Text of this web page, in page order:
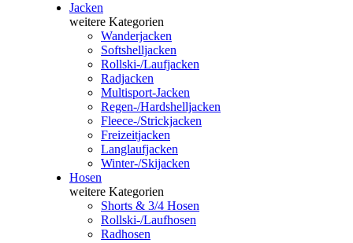
Jacken
weitere Kategorien
Wanderjacken
Softshelljacken
Rollski-/Laufjacken
Radjacken
Multisport-Jacken
Regen-/Hardshelljacken
Fleece-/Strickjacken
Freizeitjacken
Langlaufjacken
Winter-/Skijacken
Hosen
weitere Kategorien
Shorts & 3/4 Hosen
Rollski-/Laufhosen
Radhosen